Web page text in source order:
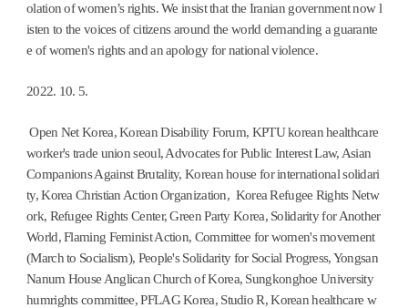
olation of women’s rights. We insist that the Iranian government now l
isten to the voices of citizens around the world demanding a guarante
e of women's rights and an apology for national violence.
2022. 10. 5.
Open Net Korea, Korean Disability Forum, KPTU korean healthcare
worker's trade union seoul, Advocates for Public Interest Law, Asian
Companions Against Brutality, Korean house for international solidari
ty, Korea Christian Action Organization, Korea Refugee Rights Netw
ork, Refugee Rights Center, Green Party Korea, Solidarity for Another
World, Flaming Feminist Action, Committee for women's movement
(March to Socialism), People's Solidarity for Social Progress, Yongsan
Nanum House Anglican Church of Korea, Sungkonghoe University
humrights committee, PFLAG Korea, Studio R, Korean healthcare w